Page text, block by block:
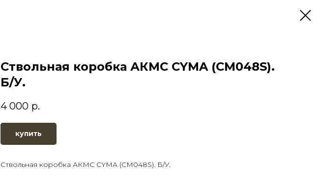
Ствольная коробка АКМС CYMA (СМ048S).
Б/У.
4 000 р.
купить
Ствольная коробка АКМС CYMA (СМ048S). Б/У.